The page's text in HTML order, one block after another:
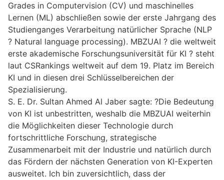
Grades in Computervision (CV) und maschinelles
Lernen (ML) abschließen sowie der erste Jahrgang des
Studienganges Verarbeitung natürlicher Sprache (NLP
? Natural language processing). MBZUAI ? die weltweit
erste akademische Forschungsuniversität für KI ? steht
laut CSRankings weltweit auf dem 19. Platz im Bereich
KI und in diesen drei Schlüsselbereichen der
Spezialisierung.
S. E. Dr. Sultan Ahmed Al Jaber sagte: ?Die Bedeutung
von KI ist unbestritten, weshalb die MBZUAI weiterhin
die Möglichkeiten dieser Technologie durch
fortschrittliche Forschung, strategische
Zusammenarbeit mit der Industrie und natürlich durch
das Fördern der nächsten Generation von KI-Experten
ausweitet. Ich bin zuversichtlich, dass der